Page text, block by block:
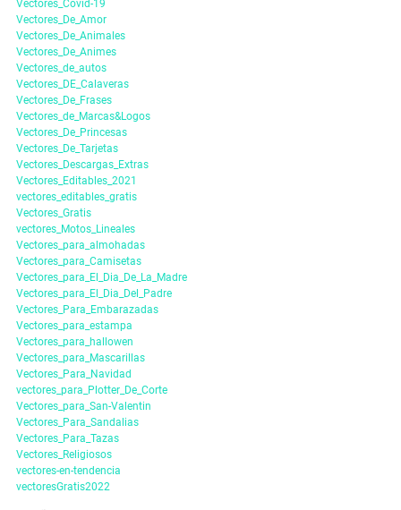
Vectores_Covid-19
Vectores_De_Amor
Vectores_De_Animales
Vectores_De_Animes
Vectores_de_autos
Vectores_DE_Calaveras
Vectores_De_Frases
Vectores_de_Marcas&Logos
Vectores_De_Princesas
Vectores_De_Tarjetas
Vectores_Descargas_Extras
Vectores_Editables_2021
vectores_editables_gratis
Vectores_Gratis
vectores_Motos_Lineales
Vectores_para_almohadas
Vectores_para_Camisetas
Vectores_para_El_Dia_De_La_Madre
Vectores_para_El_Dia_Del_Padre
Vectores_Para_Embarazadas
Vectores_para_estampa
Vectores_para_hallowen
Vectores_para_Mascarillas
Vectores_Para_Navidad
vectores_para_Plotter_De_Corte
Vectores_para_San-Valentin
Vectores_Para_Sandalias
Vectores_Para_Tazas
Vectores_Religiosos
vectores-en-tendencia
vectoresGratis2022